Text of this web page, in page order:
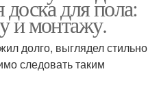
для пола:
и монтажу.
долго, выглядел стильно
следовать таким